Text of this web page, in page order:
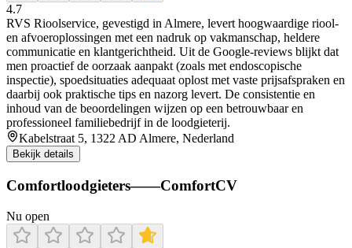
4.7
RVS Rioolservice, gevestigd in Almere, levert hoogwaardige riool-
en afvoeroplossingen met een nadruk op vakmanschap, heldere
communicatie en klantgerichtheid. Uit de Google‑reviews blijkt dat
men proactief de oorzaak aanpakt (zoals met endoscopische
inspectie), spoedsituaties adequaat oplost met vaste prijsafspraken en
daarbij ook praktische tips en nazorg levert. De consistentie en
inhoud van de beoordelingen wijzen op een betrouwbaar en
professioneel familiebedrijf in de loodgieterij.
Kabelstraat 5, 1322 AD Almere, Nederland
Bekijk details
Comfortloodgieters——ComfortCV
Nu open